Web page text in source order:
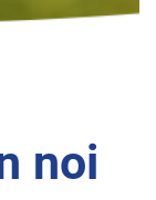
noi